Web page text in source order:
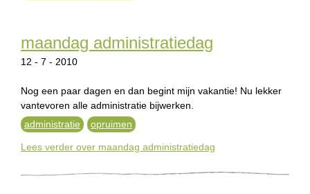
maandag administratiedag
12 - 7 - 2010
Nog een paar dagen en dan begint mijn vakantie! Nu lekker
vantevoren alle administratie bijwerken.
administratie
opruimen
Lees verder over maandag administratiedag